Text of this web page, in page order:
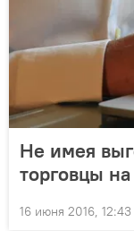
Не имея
торговцы
16 июня 2016, 12:43